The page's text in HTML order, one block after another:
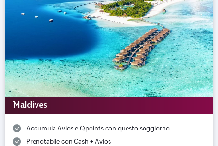
Maldives
Accumula Avios e Qpoints con questo soggiorno
Prenotabile con Cash + Avios